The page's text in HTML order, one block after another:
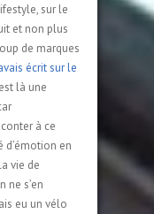
sur le
et non plus
de marques
écrit sur le
là une
à ce
d’émotion en
vie de
ne s’en
eu un vélo